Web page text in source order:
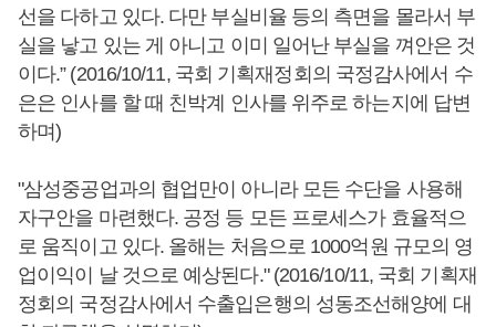
선을 다하고 있다. 다만 부실비율 등의 측면을 몰라서 부
실을 낳고 있는 게 아니고 이미 일어난 부실을 껴안은 것
이다.” (2016/10/11, 국회 기획재정회의 국정감사에서 수
은은 인사를 할 때 친박계 인사를 위주로 하는지에 답변
하며)
"삼성중공업과의 협업만이 아니라 모든 수단을 사용해
자구안을 마련했다. 공정 등 모든 프로세스가 효율적으
로 움직이고 있다. 올해는 처음으로 1000억원 규모의 영
업이익이 날 것으로 예상된다." (2016/10/11, 국회 기획재
정회의 국정감사에서 수출입은행의 성동조선해양에 대